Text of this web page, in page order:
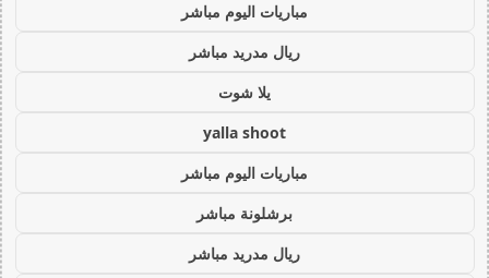
مباريات اليوم مباشر
ريال مدريد مباشر
يلا شوت
yalla shoot
مباريات اليوم مباشر
برشلونة مباشر
ريال مدريد مباشر